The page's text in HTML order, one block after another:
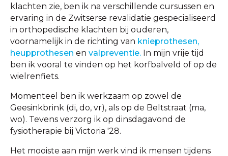
klachten zie, ben ik na verschillende cursussen en
ervaring in de Zwitserse revalidatie gespecialiseerd
in orthopedische klachten bij ouderen,
voornamelijk in de richting van knieprothesen,
heupprothesen en valpreventie. In mijn vrije tijd
ben ik vooral te vinden op het korfbalveld of op de
wielrenfiets.
Momenteel ben ik werkzaam op zowel de
Geesinkbrink (di, do, vr), als op de Beltstraat (ma,
wo). Tevens verzorg ik op dinsdagavond de
fysiotherapie bij Victoria '28.
Het mooiste aan mijn werk vind ik mensen tijdens